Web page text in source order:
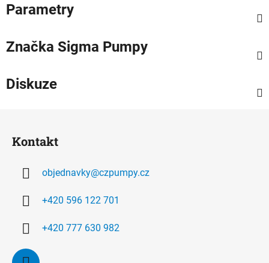
Parametry
Značka Sigma Pumpy
Diskuze
Kontakt
objednavky@czpumpy.cz
+420 596 122 701
+420 777 630 982